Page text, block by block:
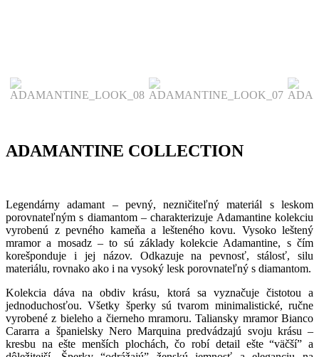
ADAMANTINE COLLECTION
Legendárny adamant – pevný, nezničiteľný materiál s leskom
porovnateľným s diamantom – charakterizuje Adamantine kolekciu
vyrobenú z pevného kameňa a lešteného kovu. Vysoko leštený
mramor a mosadz – to sú základy kolekcie Adamantine, s čím
korešponduje i jej názov. Odkazuje na pevnosť, stálosť, silu
materiálu, rovnako ako i na vysoký lesk porovnateľný s diamantom.
Kolekcia dáva na obdiv krásu, ktorá sa vyznačuje čistotou a
jednoduchosťou. Všetky šperky sú tvarom minimalistické, ručne
vyrobené z bieleho a čierneho mramoru. Taliansky mramor Bianco
Cararra a španielsky Nero Marquina predvádzajú svoju krásu –
kresbu na ešte menších plochách, čo robí detail ešte “väčší” a